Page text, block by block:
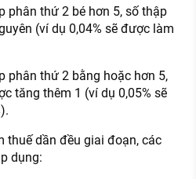
phân thứ 2 bé hơn 5, số thập
(ví dụ 0,04% sẽ được làm
phân thứ 2 bằng hoặc hơn 5,
tăng thêm 1 (ví dụ 0,05% sẽ
thuế dần đều giai đoạn, các
dụng: